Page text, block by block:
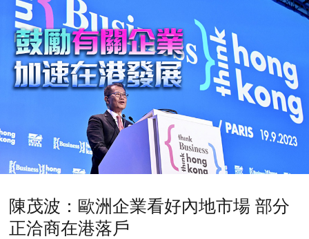
陳茂波：歐洲企業看好內地市場 部分
正洽商在港落戶